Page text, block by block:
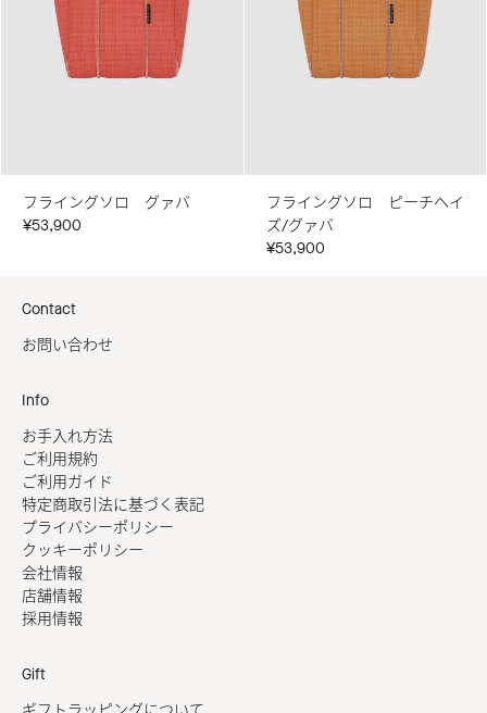
フライングソロ グァバ
¥53,900
フライングソロ ピーチヘイ
ズ/グァバ
¥53,900
Contact
お問い合わせ
Info
お手入れ方法
ご利用規約
ご利用ガイド
特定商取引法に基づく表記
プライバシーポリシー
クッキーポリシー
会社情報
店舗情報
採用情報
Gift